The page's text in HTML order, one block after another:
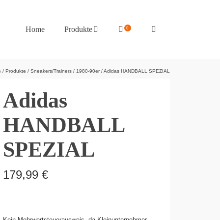
Home Produkte 0
/ Produkte / Sneakers/Trainers / 1980-90er /Adidas HANDBALL SPEZIAL
Adidas
HANDBALL
SPEZIAL
179,99 €